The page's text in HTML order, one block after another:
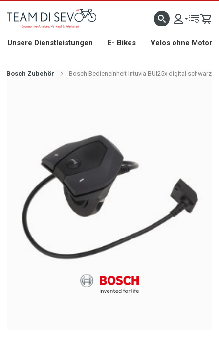
WILLKOMMEN GROSSE AUSWAHL AN RENNRÄDERN, GRAVEL, E-BIKES UND
Unsere Dienstleistungen E- Bikes Velos ohne Motor
Bosch Zubehör Bosch Bedieneinheit Intuvia BUI25x digital schwarz